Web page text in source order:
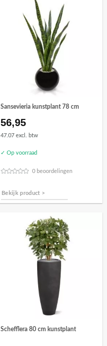
Sansevieria kunstplant 78 cm
56,95
47.07 excl. btw
✓ Op voorraad
0 beoordelingen
Bekijk product >
Schefflera 80 cm kunstplant